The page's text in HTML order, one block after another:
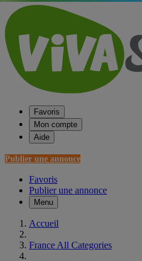
Favoris
Mon compte
Aide
Publier une annonce
Favoris
Publier une annonce
Menu
Accueil
France All Categories